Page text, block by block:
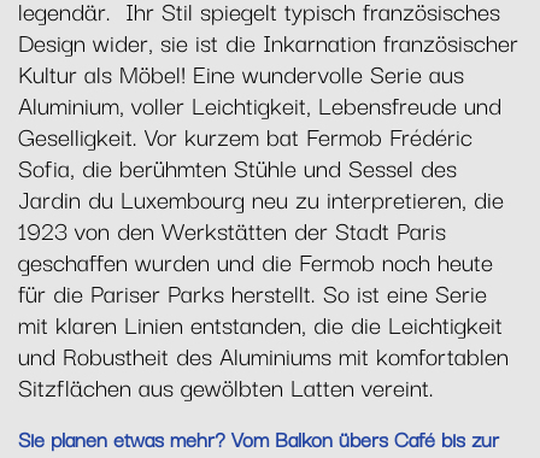
legendär. Ihr Stil spiegelt typisch französisches
Design wider, sie ist die Inkarnation französischer
Kultur als Möbel! Eine wundervolle Serie aus
Aluminium, voller Leichtigkeit, Lebensfreude und
Geselligkeit. Vor kurzem bat Fermob Frédéric
Sofia, die berühmten Stühle und Sessel des
Jardin du Luxembourg neu zu interpretieren, die
1923 von den Werkstätten der Stadt Paris
geschaffen wurden und die Fermob noch heute
für die Pariser Parks herstellt. So ist eine Serie
mit klaren Linien entstanden, die die Leichtigkeit
und Robustheit des Aluminiums mit komfortablen
Sitzflächen aus gewölbten Latten vereint.
Sie planen etwas mehr? Vom Balkon übers Café bis zur